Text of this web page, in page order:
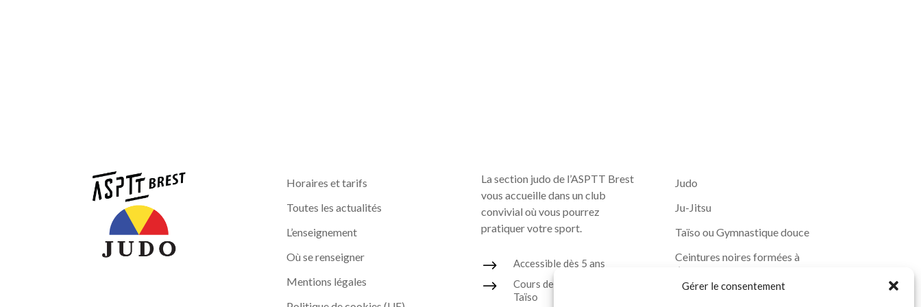
Gérer le consentement
Horaires et tarifs
Toutes les actualités
L’enseignement
Où se renseigner
Mentions légales
La section judo de l’ASPTT Brest
vous accueille dans un club
convivial où vous pourrez
pratiquer votre sport.
$ Accessible dès 5 ans
$
Cours de Judo, Ju-Jitsu et
Taïso
Judo
Ju-Jitsu
Taïso ou Gymnastique douce
Ceintures noires formées à
l’ASPTT